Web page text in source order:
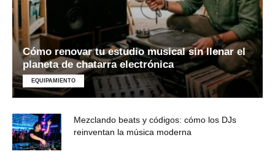
Cómo renovar tu estudio musical sin llenar el
planeta de chatarra electrónica
EQUIPAMIENTO
Mezclando beats y códigos: cómo los DJs
reinventan la música moderna